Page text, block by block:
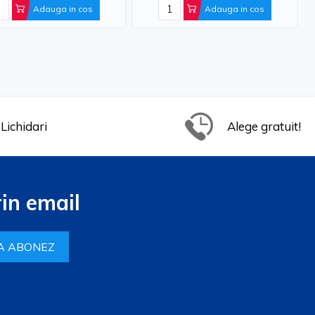
Adauga in cos Adauga in cos
Lichidari Alege gratuit!
email
ABONEZ